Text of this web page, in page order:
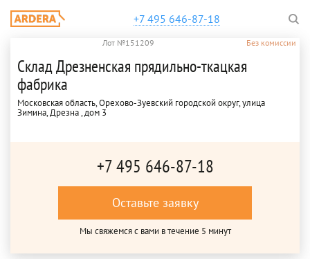
+7 495 646-87-18
Лот №151209 Без комиссии
Склад Дрезненская прядильно-ткацкая
фабрика
Московская область, Орехово-Зуевский городской округ, улица
Зимина, Дрезна , дом 3
+7 495 646-87-18
Оставьте заявку
Мы свяжемся с вами в течение 5 минут